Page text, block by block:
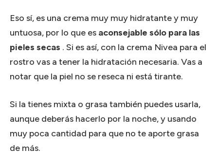
Eso sí, es una crema muy muy hidratante y muy
untuosa, por lo que es aconsejable sólo para las
pieles secas . Si es así, con la crema Nivea para el
rostro vas a tener la hidratación necesaria. Vas a
notar que la piel no se reseca ni está tirante.
Si la tienes mixta o grasa también puedes usarla,
aunque deberás hacerlo por la noche, y usando
muy poca cantidad para que no te aporte grasa
de más.